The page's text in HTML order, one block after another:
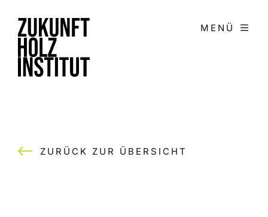
Inhalt
springen
MENÜ
ZURÜCK ZUR ÜBERSICHT